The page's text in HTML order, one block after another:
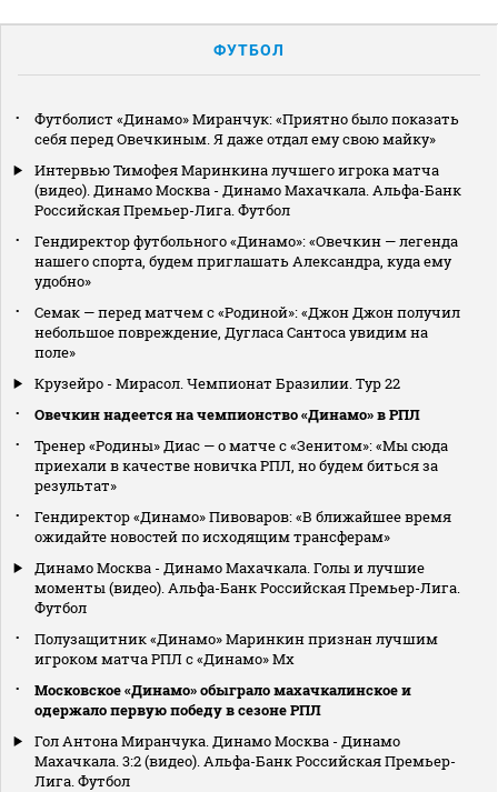
ФУТБОЛ
Футболист «Динамо» Миранчук: «Приятно было показать
себя перед Овечкиным. Я даже отдал ему свою майку»
Интервью Тимофея Маринкина лучшего игрока матча
(видео). Динамо Москва - Динамо Махачкала. Альфа-Банк
Российская Премьер-Лига. Футбол
Гендиректор футбольного «Динамо»: «Овечкин — легенда
нашего спорта, будем приглашать Александра, куда ему
удобно»
Семак — перед матчем с «Родиной»: «Джон Джон получил
небольшое повреждение, Дугласа Сантоса увидим на
поле»
Крузейро - Мирасол. Чемпионат Бразилии. Тур 22
Овечкин надеется на чемпионство «Динамо» в РПЛ
Тренер «Родины» Диас — о матче с «Зенитом»: «Мы сюда
приехали в качестве новичка РПЛ, но будем биться за
результат»
Гендиректор «Динамо» Пивоваров: «В ближайшее время
ожидайте новостей по исходящим трансферам»
Динамо Москва - Динамо Махачкала. Голы и лучшие
моменты (видео). Альфа-Банк Российская Премьер-Лига.
Футбол
Полузащитник «Динамо» Маринкин признан лучшим
игроком матча РПЛ с «Динамо» Мх
Московское «Динамо» обыграло махачкалинское и
одержало первую победу в сезоне РПЛ
Гол Антона Миранчука. Динамо Москва - Динамо
Махачкала. 3:2 (видео). Альфа-Банк Российская Премьер-
Лига. Футбол